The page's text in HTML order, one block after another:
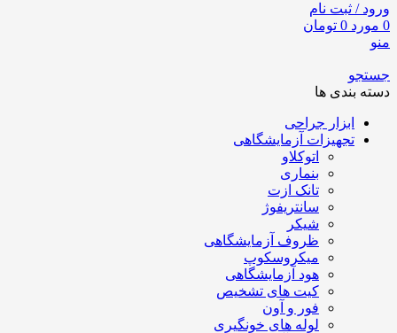
ورود / ثبت نام
0 مورد 0 تومان
منو
جستجو
دسته بندی ها
ابزار جراحی
تجهیزات آزمایشگاهی
اتوکلاو
بنماری
تانک ازت
سانتریفوژ
شیکر
ظروف آزمایشگاهی
میکروسکوپ
هود آزمایشگاهی
کیت های تشخیص
فور و آون
لوله های خونگیری